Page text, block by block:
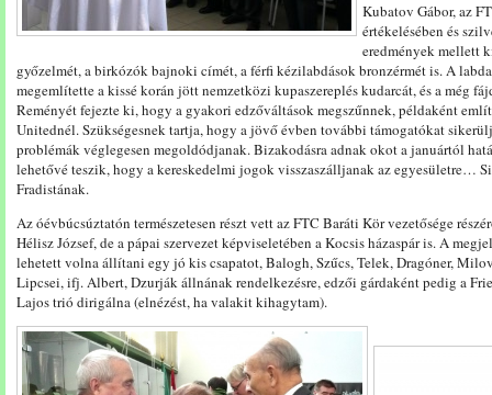
Kubatov Gábor, az
értékelésében és
eredmények mellett
győzelmét, a birkózók bajnoki címét, a férfi kézilabdások bronzérmét is. A
megemlítette a kissé korán jött nemzetközi kupaszereplés kudarcát, és a még
Reményét fejezte ki, hogy a gyakori edzőváltások megszűnnek, példaként
Unitednél. Szükségesnek tartja, hogy a jövő évben további támogatókat
problémák véglegesen megoldódjanak. Bizakodásra adnak okot a januártól
lehetővé teszik, hogy a kereskedelmi jogok visszaszálljanak az egyesületre…
Fradistának.
Az óévbúcsúztatón természetesen részt vett az FTC Baráti Kör vezetősége
Hélisz József, de a pápai szervezet képviseletében a Kocsis házaspár is. A
lehetett volna állítani egy jó kis csapatot, Balogh, Szűcs, Telek, Dragóner,
Lipcsei, ifj. Albert, Dzurják állnának rendelkezésre, edzői gárdaként pedig a
Lajos trió dirigálna (elnézést, ha valakit kihagytam).